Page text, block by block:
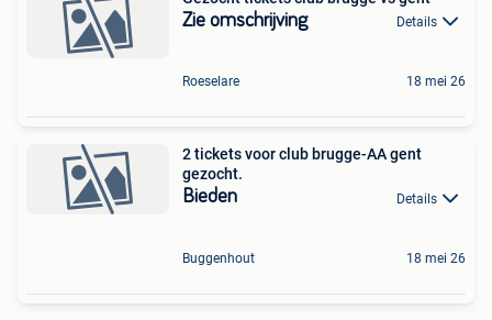
Zie omschrijving Details
Roeselare 18 mei 26
2 tickets voor club brugge-AA gent
gezocht.
Bieden Details
Buggenhout 18 mei 26